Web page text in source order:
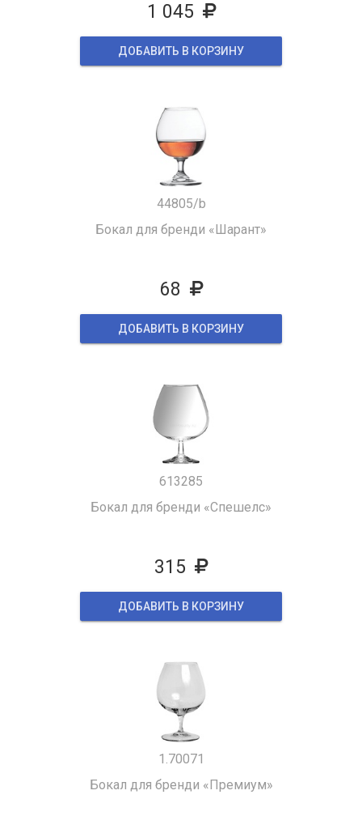
1 045
ДОБАВИТЬ В КОРЗИНУ
44805/b
Бокал для бренди «Шарант»
68
ДОБАВИТЬ В КОРЗИНУ
613285
Бокал для бренди «Спешелс»
315
ДОБАВИТЬ В КОРЗИНУ
1.70071
Бокал для бренди «Премиум»